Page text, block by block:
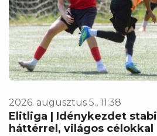
2026. augusztus 5., 11:38
Elitliga | Idénykezdet
háttérrel, világos célokkal